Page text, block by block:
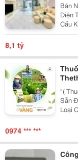
Bán
Diện
Cấu
- 3
Cao
8,1 tỷ
"(
Sẵn
Loại
Hoặc
Khá
0974 *** ***